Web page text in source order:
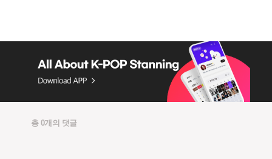
총 0개의 댓글